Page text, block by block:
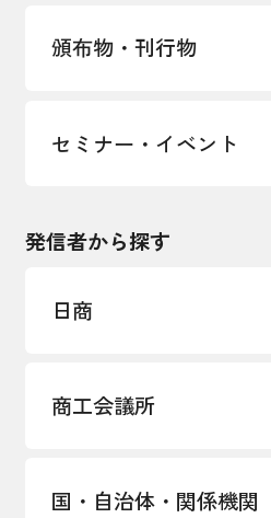
頒布物・刊行物
セミナー・イベント
発信者から探す
日商
商工会議所
国・自治体・関係機関